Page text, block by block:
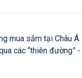
mua sắm tại Châu
các “thiên đường”